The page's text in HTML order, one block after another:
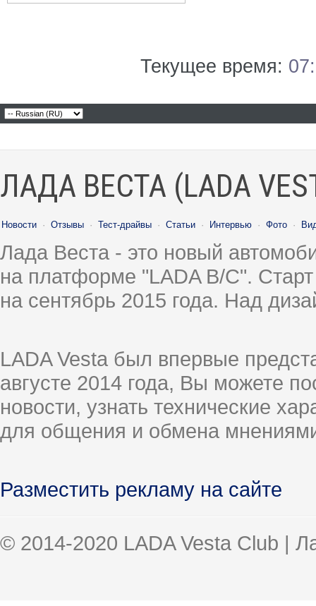
Текущее время:
ЛАДА ВЕСТА (LADA
Новости · Отзывы · Тест-драйвы · Статьи · Интервью · Фото ·
Лада Веста - это новый
на платформе "LADA B/C".
на сентябрь 2015 года. Над
LADA Vesta был впервые
августе 2014 года, Вы можете
новости, узнать технические
для общения и обмена
Разместить рекламу на сайте
© 2014-2020 LADA Vesta Club |